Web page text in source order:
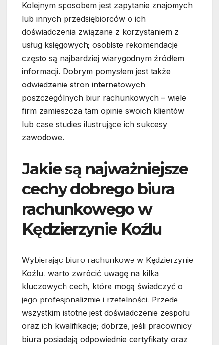
Kolejnym sposobem jest zapytanie znajomych
lub innych przedsiębiorców o ich
doświadczenia związane z korzystaniem z
usług księgowych; osobiste rekomendacje
często są najbardziej wiarygodnym źródłem
informacji. Dobrym pomysłem jest także
odwiedzenie stron internetowych
poszczególnych biur rachunkowych – wiele
firm zamieszcza tam opinie swoich klientów
lub case studies ilustrujące ich sukcesy
zawodowe.
Jakie są najważniejsze
cechy dobrego biura
rachunkowego w
Kędzierzynie Koźlu
Wybierając biuro rachunkowe w Kędzierzynie
Koźlu, warto zwrócić uwagę na kilka
kluczowych cech, które mogą świadczyć o
jego profesjonalizmie i rzetelności. Przede
wszystkim istotne jest doświadczenie zespołu
oraz ich kwalifikacje; dobrze, jeśli pracownicy
biura posiadają odpowiednie certyfikaty oraz